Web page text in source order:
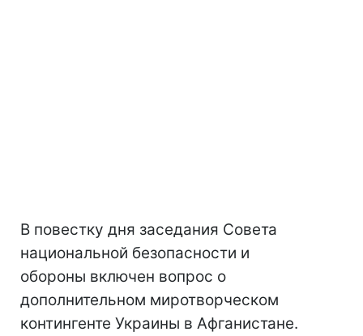
В повестку дня заседания Совета
национальной безопасности и
обороны включен вопрос о
дополнительном миротворческом
контингенте Украины в Афганистане.